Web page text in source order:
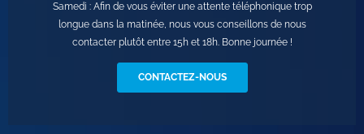
Samedi : Afin de vous éviter une attente téléphonique trop
longue dans la matinée, nous vous conseillons de nous
contacter plutôt entre 15h et 18h. Bonne journée !
CONTACTEZ-NOUS